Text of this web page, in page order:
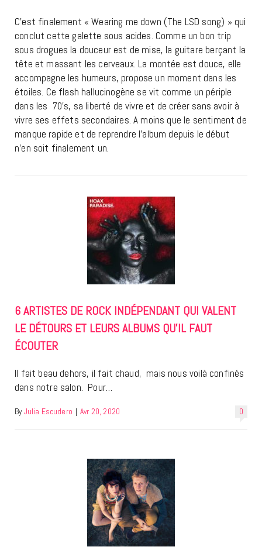
C’est finalement « Wearing me down (The LSD song) » qui
conclut cette galette sous acides. Comme un bon trip
sous drogues la douceur est de mise, la guitare berçant la
tête et massant les cerveaux. La montée est douce, elle
accompagne les humeurs, propose un moment dans les
étoiles. Ce flash hallucinogène se vit comme un périple
dans les 70’s, sa liberté de vivre et de créer sans avoir à
vivre ses effets secondaires. A moins que le sentiment de
manque rapide et de reprendre l’album depuis le début
n’en soit finalement un.
6 ARTISTES DE ROCK INDÉPENDANT QUI VALENT
LE DÉTOURS ET LEURS ALBUMS QU’IL FAUT
ÉCOUTER
Il fait beau dehors, il fait chaud, mais nous voilà confinés
dans notre salon. Pour…
0
By Julia Escudero | Avr 20, 2020